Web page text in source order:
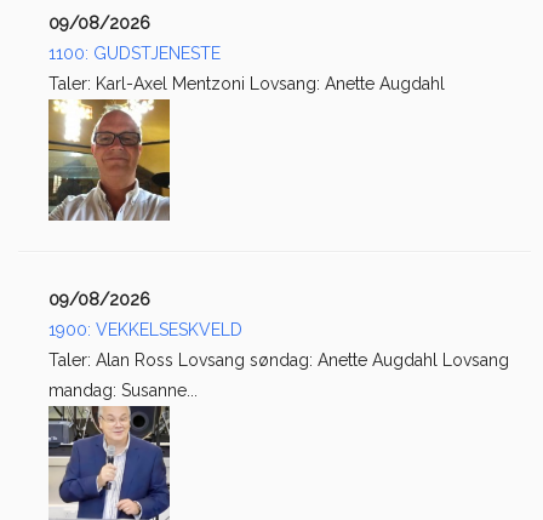
09/08/2026
1100: GUDSTJENESTE
Taler: Karl-Axel Mentzoni Lovsang: Anette Augdahl
09/08/2026
1900: VEKKELSESKVELD
Taler: Alan Ross Lovsang søndag: Anette Augdahl Lovsang
mandag: Susanne...